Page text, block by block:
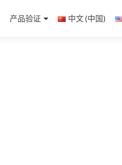
产品验证 中文 (中国)